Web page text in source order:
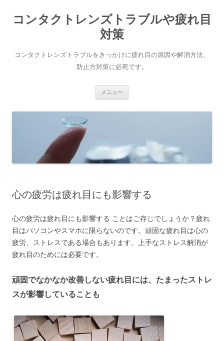
テ
ン
キ
ッ
コンタクトレンズトラブルや疲れ目
対策
コンタクトレンズトラブルをきっかけに疲れ目の原因や解消方法、
防止方対策に必死です。
メニュー
心の疲労は疲れ目にも影響する
心の疲労は疲れ目にも影響する ことはご存じでしょうか？疲れ
目はパソコンやスマホに限らないのです。頑固な疲れ目は心の
疲労、ストレスである場合もあります。上手なストレス解消が
疲れ目のためには必要です。
頑固でなかなか改善しない疲れ目には、たまったストレ
スが影響していることも